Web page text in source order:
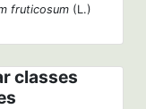
fruticosum (L.)
classes